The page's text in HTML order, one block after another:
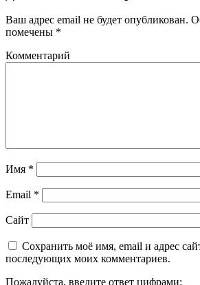
Ваш адрес email не будет опубликован.
помечены *
Комментарий
Имя *
Email *
Сайт
Сохранить моё имя, email и адрес
последующих моих комментариев.
Пожалуйста, введите ответ цифрами: